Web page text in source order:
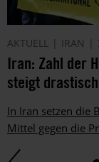
AKTUELL IRAN
Iran: Zahl der
steigt drastisch
In Iran setzen die
Mittel gegen die